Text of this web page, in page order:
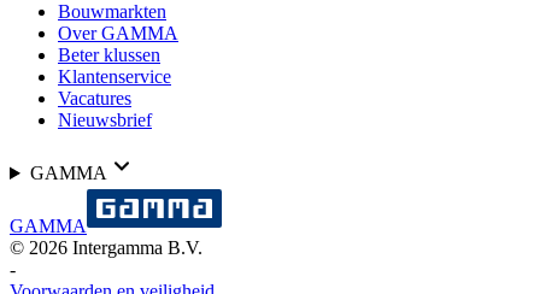
Bouwmarkten
Over GAMMA
Beter klussen
Klantenservice
Vacatures
Nieuwsbrief
GAMMA
GAMMA
© 2026 Intergamma B.V.
-